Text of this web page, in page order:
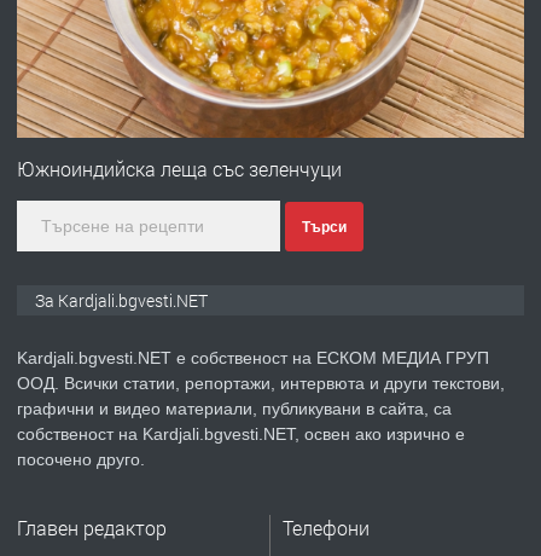
преди 7 месеца
ПРЕДЛАГА
Гараж под наем в супер център
на язовир Студен кладенец 331м2 |
преди 1 година
ПРЕДЛАГА
Курс
Южноиндийска леща със зеленчуци
Търси
За Kardjali.bgvesti.NET
Kardjali.bgvesti.NET е собственост на ЕСКОМ МЕДИА ГРУП
ООД. Всички статии, репортажи, интервюта и други текстови,
графични и видео материали, публикувани в сайта, са
собственост на Kardjali.bgvesti.NET, освен ако изрично е
посочено друго.
Главен редактор Телефони